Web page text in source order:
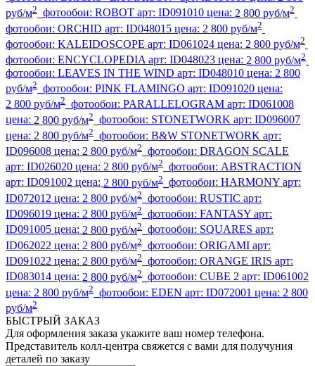
руб/м2 фотообои: ROBOT арт: ID091010 цена: 2 800 руб/м2
фотообои: ORCHID арт: ID048015 цена: 2 800 руб/м2
фотообои: KALEIDOSCOPE арт: ID061024 цена: 2 800 руб/м2
фотообои: ENCYCLOPEDIAарт: ID048023 цена: 2 800 руб/м2
фотообои: LEAVES IN THE WIND арт: ID048010 цена: 2 800
руб/м2 фотообои: PINK FLAMINGO арт: ID091020 цена:
2 800 руб/м2 фотообои: PARALLELOGRAM арт: ID061008
цена: 2 800 руб/м2 фотообои: STONETWORK арт: ID096007
цена: 2 800 руб/м2 фотообои: B&W STONETWORK арт:
ID096008 цена: 2 800 руб/м2 фотообои: DRAGON SCALE
арт: ID026020 цена: 2 800 руб/м2 фотообои: ABSTRACTION
арт: ID091002 цена: 2 800 руб/м2 фотообои: HARMONY арт:
ID072012 цена: 2 800 руб/м2 фотообои: RUSTIC арт:
ID096019 цена: 2 800 руб/м2 фотообои: FANTASY арт:
ID091005 цена: 2 800 руб/м2 фотообои: SQUARES арт:
ID062022 цена: 2 800 руб/м2 фотообои: ORIGAMI арт:
ID091022 цена: 2 800 руб/м2 фотообои: ORANGE IRIS арт:
ID083014 цена: 2 800 руб/м2 фотообои: CUBE 2 арт: ID061002
цена: 2 800 руб/м2 фотообои: EDEN арт: ID072001 цена: 2 800
руб/м2
БЫСТРЫЙ ЗАКАЗ
Для оформления заказа укажите ваш номер телефона.
Представитель колл-центра свяжется с вами для получуния
деталей по заказу